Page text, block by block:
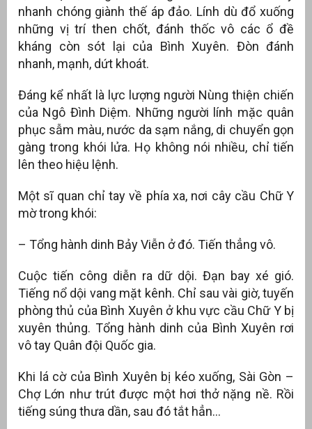
nhanh chóng giành thế áp đảo. Lính dù đổ xuống
những vị trí then chốt, đánh thốc vô các ổ đề
kháng còn sót lại của Bình Xuyên. Đòn đánh
nhanh, mạnh, dứt khoát.
Đáng kể nhất là lực lượng người Nùng thiện chiến
của Ngô Đình Diệm. Những người lính mặc quân
phục sẫm màu, nước da sạm nắng, di chuyển gọn
gàng trong khói lửa. Họ không nói nhiều, chỉ tiến
lên theo hiệu lệnh.
Một sĩ quan chỉ tay về phía xa, nơi cây cầu Chữ Y
mờ trong khói:
– Tổng hành dinh Bảy Viễn ở đó. Tiến thẳng vô.
Cuộc tiến công diễn ra dữ dội. Đạn bay xé gió.
Tiếng nổ dội vang mặt kênh. Chỉ sau vài giờ, tuyến
phòng thủ của Bình Xuyên ở khu vực cầu Chữ Y bị
xuyên thủng. Tổng hành dinh của Bình Xuyên rơi
vô tay Quân đội Quốc gia.
Khi lá cờ của Bình Xuyên bị kéo xuống, Sài Gòn –
Chợ Lớn như trút được một hơi thở nặng nề. Rồi
tiếng súng thưa dần, sau đó tắt hẳn…